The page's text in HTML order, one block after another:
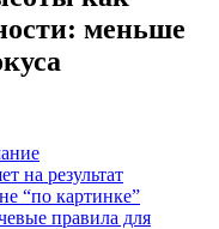
меньше
на результат
“по картинке”
правила для